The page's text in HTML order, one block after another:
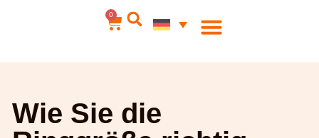
0
Wie Sie die